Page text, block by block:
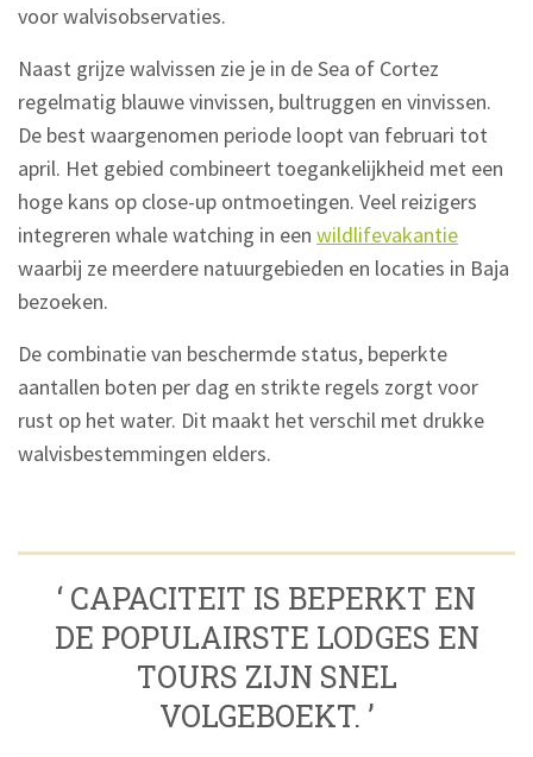
voor walvisobservaties.
Naast grijze walvissen zie je in de Sea of Cortez
regelmatig blauwe vinvissen, bultruggen en vinvissen.
De best waargenomen periode loopt van februari tot
april. Het gebied combineert toegankelijkheid met een
hoge kans op close-up ontmoetingen. Veel reizigers
integreren whale watching in een wildlifevakantie
waarbij ze meerdere natuurgebieden en locaties in Baja
bezoeken.
De combinatie van beschermde status, beperkte
aantallen boten per dag en strikte regels zorgt voor
rust op het water. Dit maakt het verschil met drukke
walvisbestemmingen elders.
‘ CAPACITEIT IS BEPERKT EN
DE POPULAIRSTE LODGES EN
TOURS ZIJN SNEL
VOLGEBOEKT. ’